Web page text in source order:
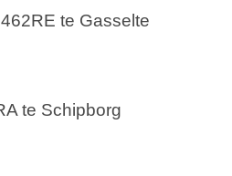
te Gasselte
te Schipborg